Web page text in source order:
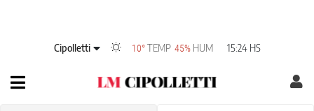
Cipolletti 10° TEMP 45% HUM 15:24 HS